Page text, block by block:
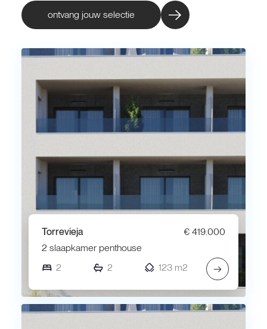
ontvang jouw selectie
Torrevieja
€ 419.000
2 slaapkamer penthouse
2
2 123 m2 →